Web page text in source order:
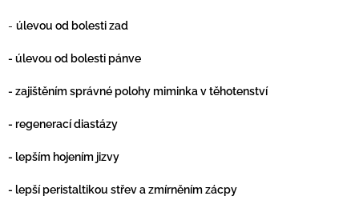
- úlevou od bolesti zad
- úlevou od bolesti pánve
- zajištěním správné polohy miminka v těhotenství
- regenerací diastázy
- lepším hojením jizvy
- lepší peristaltikou střev a zmírněním zácpy